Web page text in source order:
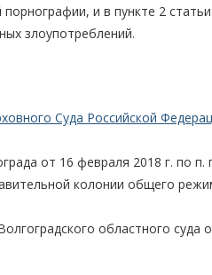
и в пункте 2
злоупотреблений.
Суда Российской
от 16 февраля 2018 г. по п.
колонии общего
областного суда